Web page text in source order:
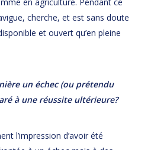
en agriculture. Pendant ce
cherche, et est sans doute
et ouvert qu’en pleine
un échec (ou prétendu
à une réussite ultérieure?
l’impression d’avoir été